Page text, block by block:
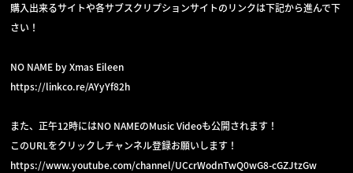
購入出来るサイトや各サブスクリプションサイトのリンクは下記から進んで下
さい！
NO NAME by Xmas Eileen
https://linkco.re/AYyYf82h
また、正午12時にはNO NAMEのMusic Videoも公開されます！
このURLをクリックしチャンネル登録お願いします！
https://www.youtube.com/channel/UCcrWodnTwQ0wG8-cGZJtzGw